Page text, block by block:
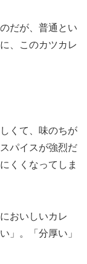
だが、普通とい
、このカツカレ
くて、味のちが
パイスが強烈だ
くくなってしま
おいしいカレ
」。「分厚い」